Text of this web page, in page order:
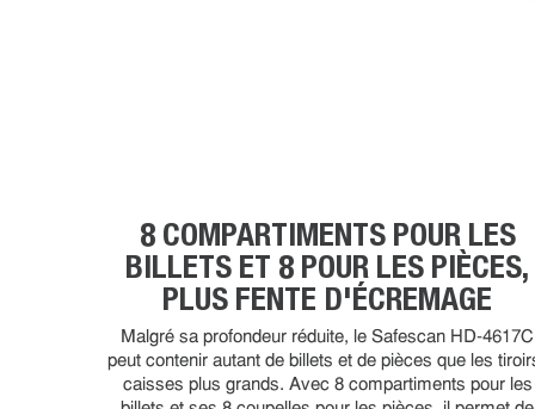
8 COMPARTIMENTS POUR LES
BILLETS ET 8 POUR LES PIÈCES,
PLUS FENTE D'ÉCREMAGE
Malgré sa profondeur réduite, le Safescan HD-4617C
peut contenir autant de billets et de pièces que les
caisses plus grands. Avec 8 compartiments pour les